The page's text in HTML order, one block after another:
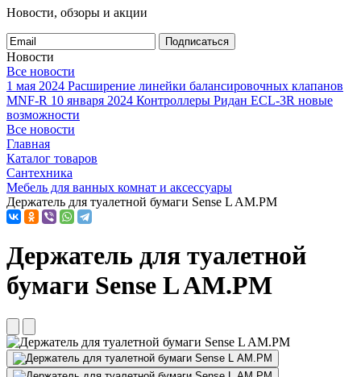
Новости, обзоры и акции
Подписаться
Новости
Все новости
1 мая 2024 Расширение линейки балансировочных клапанов
MNF-R 10 января 2024 Контроллеры Ридан ECL-3R новые
возможности
Все новости
Главная
Каталог товаров
Сантехника
Мебель для ванных комнат и аксессуары
Держатель для туалетной бумаги Sense L AM.PM
Держатель для туалетной
бумаги Sense L AM.PM